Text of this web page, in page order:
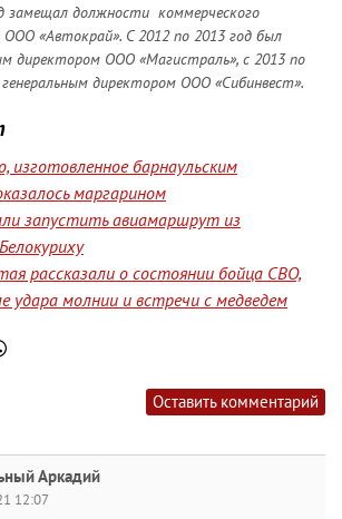
замещал должности коммерческого
«Автокрай». С 2012 по 2013 год был
директором ООО «Магистраль», с 2013 по
директором ООО «Сибинвест».
изготовленное барнаульским
маргарином
запустить авиамаршрут из
рассказали о состоянии бойца СВО,
удара молнии и встречи с медведем
Оставить комментарий
Аркадий
12:07